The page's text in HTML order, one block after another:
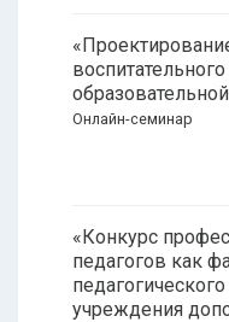
Онлайн-семинар
«Конкурс
педагогов как
учреждения